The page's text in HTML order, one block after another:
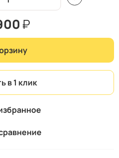
₽
в 1 клик